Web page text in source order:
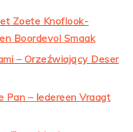
Zoete Knoflook-
Boordevol Smaak
– Orzeźwiający Deser
Pan – Iedereen Vraagt